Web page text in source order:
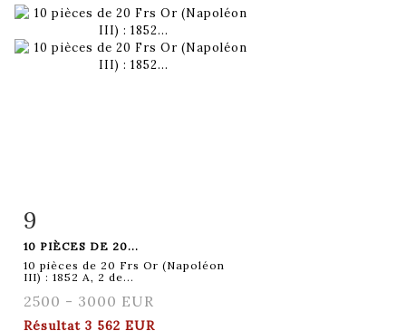
Fiche détaillée
9
10 PIÈCES DE 20...
10 pièces de 20 Frs Or (Napoléon
III) : 1852 A, 2 de...
2500 - 3000 EUR
Résultat 3 562 EUR